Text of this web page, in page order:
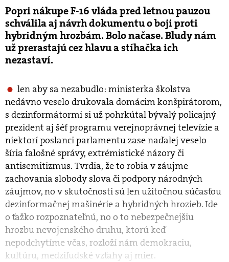
Popri nákupe F-16 vláda pred letnou pauzou
schválila aj návrh dokumentu o boji proti
hybridným hrozbám. Bolo načase. Bludy nám
už prerastajú cez hlavu a stíhačka ich
nezastaví.
len aby sa nezabudlo: ministerka školstva
nedávno veselo drukovala domácim konšpirátorom,
s dezinformátormi si už pohrkútal bývalý policajný
prezident aj šéf programu verejnoprávnej televízie a
niektorí poslanci parlamentu zase naďalej veselo
šíria falošné správy, extrémistické názory či
antisemitizmus. Tvrdia, že to robia v záujme
zachovania slobody slova či podpory národných
záujmov, no v skutočnosti sú len užitočnou súčasťou
dezinformačnej mašinérie a hybridných hrozieb. Ide
o ťažko rozpoznateľnú, no o to nebezpečnejšiu
hrozbu nevojenského druhu, ktorú keď
nepodchytíme včas, rozloží nám demokraciu,
kultúru, medziľudské vzťahy aj mier.